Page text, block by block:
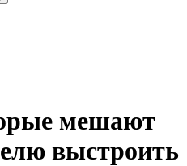
мешают
выстроить